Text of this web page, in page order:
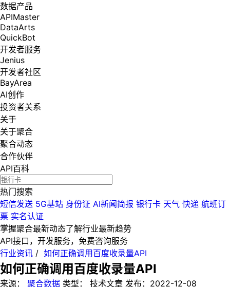
数据产品
APIMaster
DataArts
QuickBot
开发者服务
Jenius
开发者社区
BayArea
AI创作
投资者关系
关于
关于聚合
聚合动态
合作伙伴
API百科
热门搜索
短信发送 5G基站 身份证 AI新闻简报 银行卡 天气 快递 航班订
票 实名认证
掌握聚合最新动态了解行业最新趋势
API接口，开发服务，免费咨询服务
行业资讯 / 如何正确调用百度收录量API
如何正确调用百度收录量API
来源： 聚合数据 类型： 技术文章 发布： 2022-12-08